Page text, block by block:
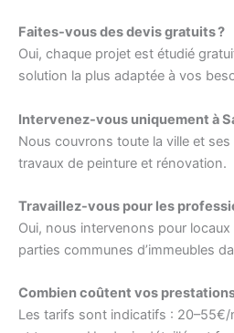
Faites-vous des devis gratuits ?
Oui, chaque projet est étudié
solution la plus adaptée à vos
Intervenez-vous uniquement à
Nous couvrons toute la ville et
travaux de peinture et rénovation.
Travaillez-vous pour les
Oui, nous intervenons pour
parties communes d’immeubles
Combien coûtent vos
Les tarifs sont indicatifs :